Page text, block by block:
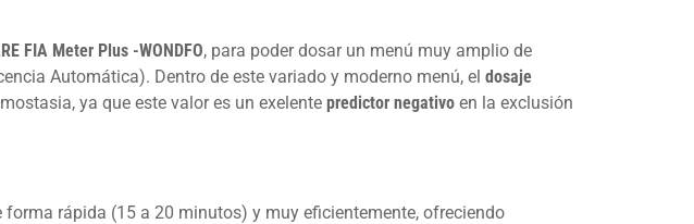
FIA Meter Plus -WONDFO, para poder dosar un menú muy amplio de
Automática). Dentro de este variado y moderno menú, el dosaje
ya que este valor es un exelente predictor negativo en la exclusión
rápida (15 a 20 minutos) y muy eficientemente, ofreciendo